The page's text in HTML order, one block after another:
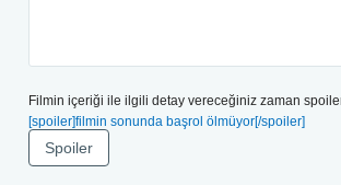
Filmin içeriği ile ilgili detay vereceğiniz zaman spoiler
[spoiler]filmin sonunda başrol ölmüyor[/spoiler]
Spoiler